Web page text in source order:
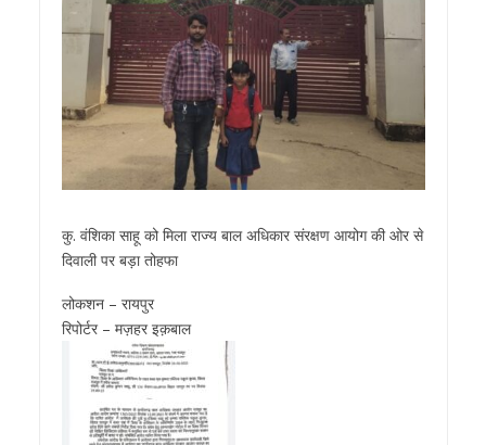
कु. वंशिका साहू को मिला राज्य बाल अधिकार संरक्षण आयोग की ओर से
दिवाली पर बड़ा तोहफा
लोकशन – रायपुर
रिपोर्टर – मज़हर इक़बाल